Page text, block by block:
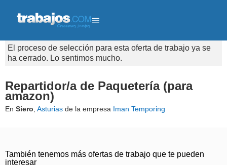
El proceso de selección para esta oferta de trabajo ya se
ha cerrado. Lo sentimos mucho.
Repartidor/a de Paquetería (para
amazon)
En Siero Asturias de la empresa Iman Temporing
También tenemos más ofertas de trabajo que te pueden
interesar